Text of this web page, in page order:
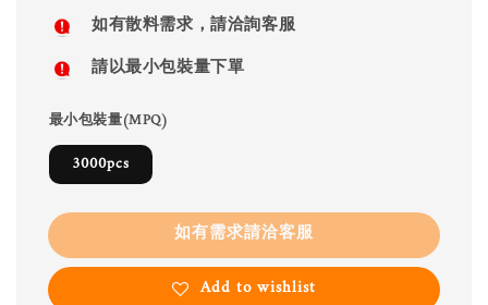
如有散料需求，請洽詢客服
請以最小包裝量下單
最小包裝量(MPQ)
3000pcs
如有需求請洽客服
Add to wishlist